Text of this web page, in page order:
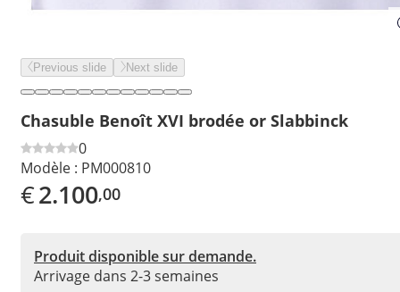
Previous slide Next slide
Chasuble Benoît XVI brodée or Slabbinck
0
Modèle : PM000810
€2.100,00
Produit disponible sur demande.
Arrivage dans 2-3 semaines